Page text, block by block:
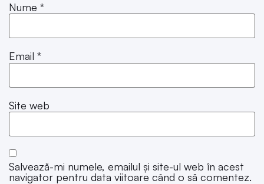
Nume *
Email *
Site web
Salvează-mi numele, emailul și site-ul web în acest
navigator pentru data viitoare când o să comentez.